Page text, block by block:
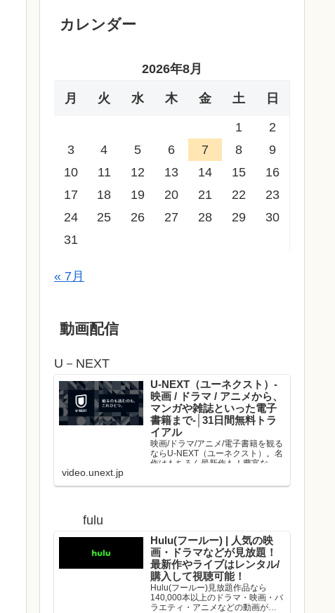
カレンダー
2026年8月
月 火 水 木 金 土 日
1
2
3
4 5 6 7 8
9
10
11 12 13 14 15
16
17
18 19 20 21 22
23
24
25 26 27 28 29
30
31
« 7月
動画配信
U－NEXT
U-NEXT（ユーネクスト）-
映画 / ドラマ / アニメから、
マンガや雑誌といった電子
書籍まで-│31日間無料トラ
イアル
映画/ドラマ/アニメ/電子書籍を観る
ならU-NEXT（ユーネクスト）。名
作はもちろん最新作も！豊富な作
video.unext.jp
fulu
Hulu(フールー) | 人気の映
画・ドラマなどが見放題！
最新作やライブはレンタル/
購入して視聴可能！
Hulu(フールー)見放題作品なら
140,000本以上のドラマ・映画・バ
ラエティ・アニメなどの動画が、